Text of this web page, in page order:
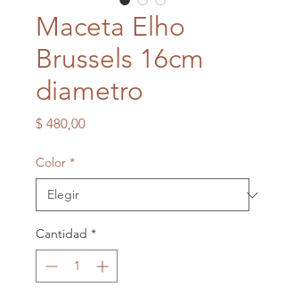
Maceta Elho
Brussels 16cm
diametro
$ 480,00Precio
Color *
Cantidad *